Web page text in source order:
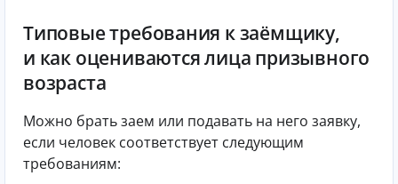
Типовые требования к заёмщику,
и как оцениваются лица призывного
возраста
Можно брать заем или подавать на него заявку,
если человек соответствует следующим
требованиям: